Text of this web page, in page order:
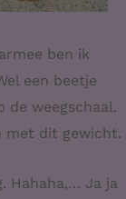
ben ik
een beetje
de weegschaal.
met dit gewicht.
Hahaha,… Ja ja